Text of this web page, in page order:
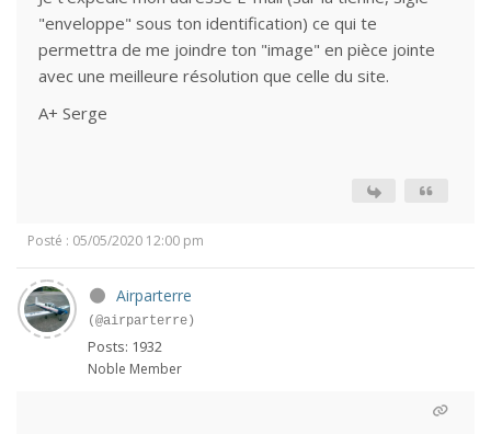
"enveloppe" sous ton identification) ce qui te
permettra de me joindre ton "image" en pièce jointe
avec une meilleure résolution que celle du site.
A+ Serge
Posté : 05/05/2020 12:00 pm
Airparterre
(@airparterre)
Posts: 1932
Noble Member